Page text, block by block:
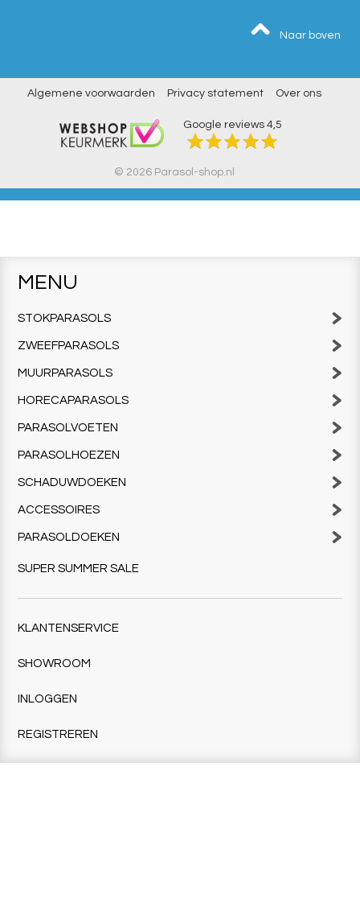
Naar boven
Algemene voorwaarden Privacy statement Over ons
Google reviews 4,5
© 2026 Parasol-shop.nl
MENU
STOKPARASOLS
ZWEEFPARASOLS
MUURPARASOLS
HORECAPARASOLS
PARASOLVOETEN
PARASOLHOEZEN
SCHADUWDOEKEN
ACCESSOIRES
PARASOLDOEKEN
SUPER SUMMER SALE
KLANTENSERVICE
SHOWROOM
INLOGGEN
REGISTREREN